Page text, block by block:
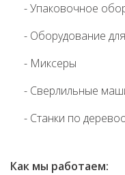
- Упаковочное
- Оборудование
- Миксеры
- Сверлильные
- Станки по
Как мы работаем: